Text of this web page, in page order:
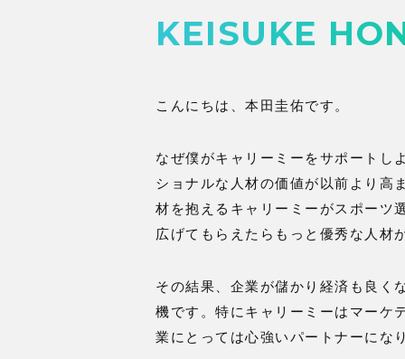
KEISUKE
こんにちは、本田圭佑です。
なぜ僕がキャリーミーをサポートし
ショナルな人材の価値が以前より高
材を抱えるキャリーミーがスポーツ
広げてもらえたらもっと優秀な人材
その結果、企業が儲かり経済も良く
機です。特にキャリーミーはマーケ
業にとっては心強いパートナーにな